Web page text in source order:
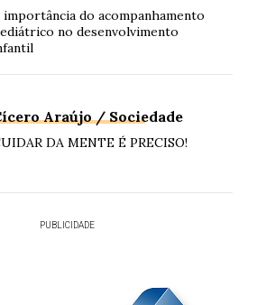
importância do acompanhamento
no desenvolvimento
Araújo / Sociedade
DA MENTE É PRECISO!
PUBLICIDADE